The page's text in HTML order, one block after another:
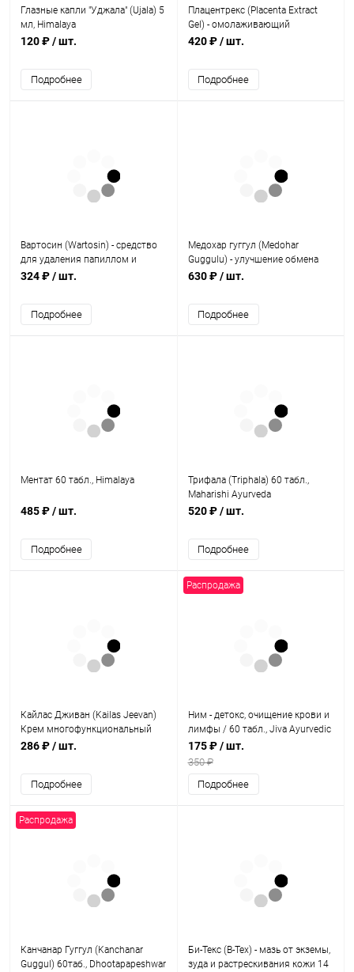
Глазные капли "Уджала" (Ujala) 5
мл, Himalaya
120 ₽/ шт.
Подробнее
Плацентрекс (Placenta Extract
Gel) - омолаживающий
косметический гель / 20 г.,
420 ₽/ шт.
Подробнее
Вартосин (Wartosin) - средство
для удаления папиллом и
бородавок / 3 мл, Dr. Loonawat
324 ₽/ шт.
Подробнее
Медохар гуггул (Medohar
Guggulu) - улучшение обмена
веществ, снижение веса / 120
630 ₽/ шт.
Подробнее
Ментат 60 табл., Himalaya
485 ₽/ шт.
Подробнее
Трифала (Triphala) 60 табл.,
Maharishi Ayurveda
520 ₽/ шт.
Подробнее
Кайлас Дживан (Kailas Jeevan)
Крем многофункциональный
аюрведический / 30 г, Ayurved
286 ₽/ шт.
Подробнее
Распродажа
Ним - детокс, очищение крови и
лимфы / 60 табл., Jiva Ayurvedic
Pharmacy
175 ₽/ шт.
350 ₽
Подробнее
Распродажа
Канчанар Гуггул (Kanchanar
Guggul) 60таб., Dhootapapeshwar
Би-Текс (B-Tex) - мазь от экземы,
зуда и растрескивания кожи 14